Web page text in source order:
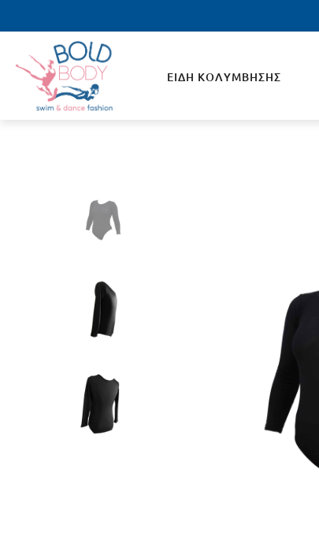
ΕΙΔΗ ΚΟΛΥΜΒΗΣΗΣ
Ανδρικά Μπουρνούζια Κολυμβητηρίου
Σκουφάκια Κολύμβησης
Γυαλάκια Κολύμβησης